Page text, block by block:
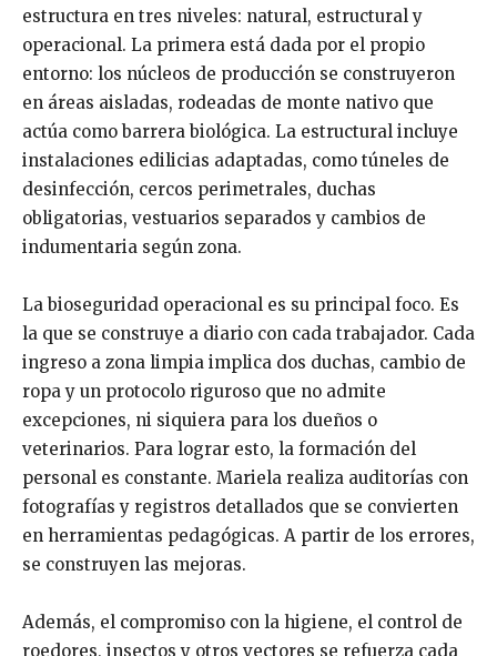
estructura en tres niveles: natural, estructural y
operacional. La primera está dada por el propio
entorno: los núcleos de producción se construyeron
en áreas aisladas, rodeadas de monte nativo que
actúa como barrera biológica. La estructural incluye
instalaciones edilicias adaptadas, como túneles de
desinfección, cercos perimetrales, duchas
obligatorias, vestuarios separados y cambios de
indumentaria según zona.
La bioseguridad operacional es su principal foco. Es
la que se construye a diario con cada trabajador. Cada
ingreso a zona limpia implica dos duchas, cambio de
ropa y un protocolo riguroso que no admite
excepciones, ni siquiera para los dueños o
veterinarios. Para lograr esto, la formación del
personal es constante. Mariela realiza auditorías con
fotografías y registros detallados que se convierten
en herramientas pedagógicas. A partir de los errores,
se construyen las mejoras.
Además, el compromiso con la higiene, el control de
roedores, insectos y otros vectores se refuerza cada